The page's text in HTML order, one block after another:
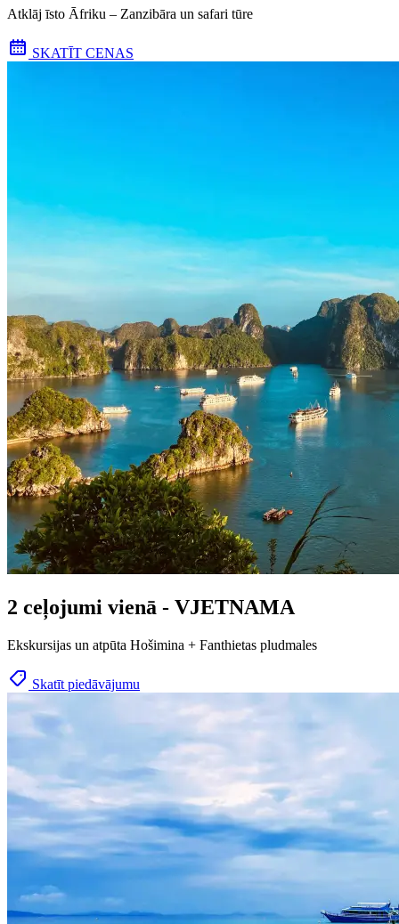
Atklāj īsto Āfriku – Zanzibāra un safari tūre
SKATĪT CENAS
2 ceļojumi vienā - VJETNAMA
Ekskursijas un atpūta Hošimina + Fanthietas pludmales
Skatīt piedāvājumu